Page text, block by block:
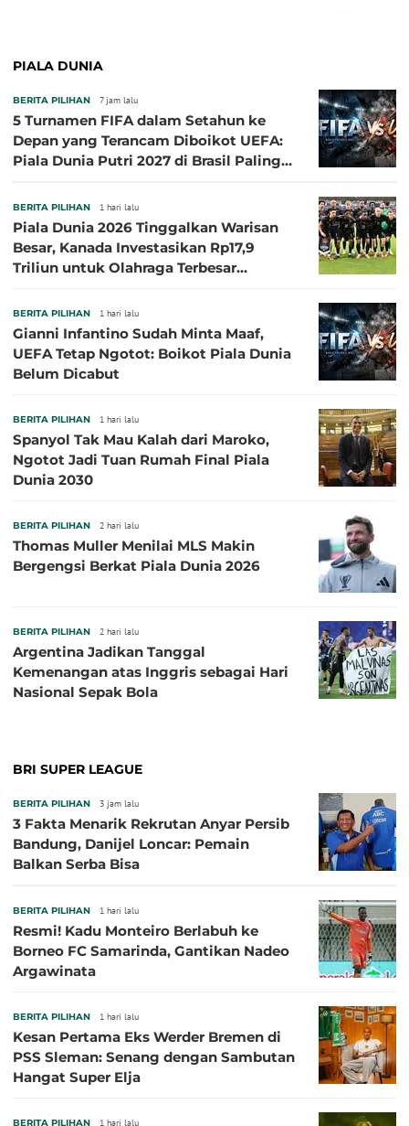
PIALA DUNIA
BERITA PILIHAN 7 jam lalu
5 Turnamen FIFA dalam Setahun ke
Depan yang Terancam Diboikot UEFA:
Piala Dunia Putri 2027 di Brasil Paling
BERITA PILIHAN 1 hari lalu
Piala Dunia 2026 Tinggalkan Warisan
Besar, Kanada Investasikan Rp17,9
Triliun untuk Olahraga Terbesar
BERITA PILIHAN 1 hari lalu
Gianni Infantino Sudah Minta Maaf,
UEFA Tetap Ngotot: Boikot Piala Dunia
Belum Dicabut
BERITA PILIHAN 1 hari lalu
Spanyol Tak Mau Kalah dari Maroko,
Ngotot Jadi Tuan Rumah Final Piala
Dunia 2030
BERITA PILIHAN 2 hari lalu
Thomas Muller Menilai MLS Makin
Bergengsi Berkat Piala Dunia 2026
BERITA PILIHAN 2 hari lalu
Argentina Jadikan Tanggal
Kemenangan atas Inggris sebagai Hari
Nasional Sepak Bola
BRI SUPER LEAGUE
BERITA PILIHAN 3 jam lalu
3 Fakta Menarik Rekrutan Anyar Persib
Bandung, Danijel Loncar: Pemain
Balkan Serba Bisa
BERITA PILIHAN 1 hari lalu
Resmi! Kadu Monteiro Berlabuh ke
Borneo FC Samarinda, Gantikan Nadeo
Argawinata
BERITA PILIHAN 1 hari lalu
Kesan Pertama Eks Werder Bremen di
PSS Sleman: Senang dengan Sambutan
Hangat Super Elja
BERITA PILIHAN 1 hari lalu